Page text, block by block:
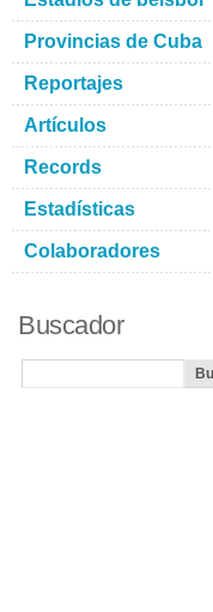
Provincias de Cuba
Reportajes
Artículos
Records
Estadísticas
Colaboradores
Buscador